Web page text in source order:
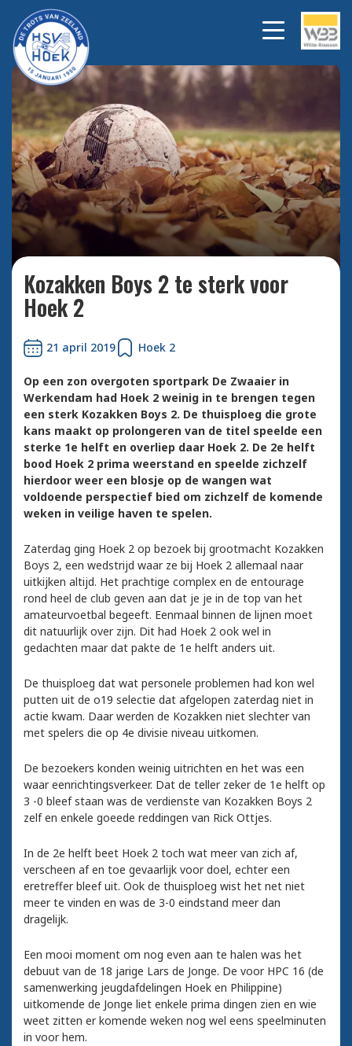
Bekijk alle foto's
Kozakken Boys 2 te sterk voor
Hoek 2
21 april 2019 Hoek 2
Op een zon overgoten sportpark De Zwaaier in
Werkendam had Hoek 2 weinig in te brengen tegen
een sterk Kozakken Boys 2. De thuisploeg die grote
kans maakt op prolongeren van de titel speelde een
sterke 1e helft en overliep daar Hoek 2. De 2e helft
bood Hoek 2 prima weerstand en speelde zichzelf
hierdoor weer een blosje op de wangen wat
voldoende perspectief bied om zichzelf de komende
weken in veilige haven te spelen.
Zaterdag ging Hoek 2 op bezoek bij grootmacht Kozakken
Boys 2, een wedstrijd waar ze bij Hoek 2 allemaal naar
uitkijken altijd. Het prachtige complex en de entourage
rond heel de club geven aan dat je je in de top van het
amateurvoetbal begeeft. Eenmaal binnen de lijnen moet
dit natuurlijk over zijn. Dit had Hoek 2 ook wel in
gedachten maar dat pakte de 1e helft anders uit.
De thuisploeg dat wat personele problemen had kon wel
putten uit de o19 selectie dat afgelopen zaterdag niet in
actie kwam. Daar werden de Kozakken niet slechter van
met spelers die op 4e divisie niveau uitkomen.
De bezoekers konden weinig uitrichten en het was een
waar eenrichtingsverkeer. Dat de teller zeker de 1e helft op
3 -0 bleef staan was de verdienste van Kozakken Boys 2
zelf en enkele goeede reddingen van Rick Ottjes.
In de 2e helft beet Hoek 2 toch wat meer van zich af,
verscheen af en toe gevaarlijk voor doel, echter een
eretreffer bleef uit. Ook de thuisploeg wist het net niet
meer te vinden en was de 3-0 eindstand meer dan
dragelijk.
Een mooi moment om nog even aan te halen was het
debuut van de 18 jarige Lars de Jonge. De voor HPC 16 (de
samenwerking jeugdafdelingen Hoek en Philippine)
uitkomende de Jonge liet enkele prima dingen zien en wie
weet zitten er komende weken nog wel eens speelminuten
in voor hem.